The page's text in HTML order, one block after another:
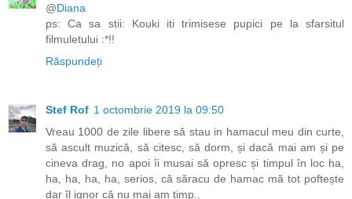
@Diana
ps: Ca sa stii: Kouki iti trimisese pupici pe la sfarsitul
filmuletului :*!!
Răspundeți
Stef Rof 1 octombrie 2019 la 09:50
Vreau 1000 de zile libere să stau in hamacul meu din curte,
să ascult muzică, să citesc, să dorm, și dacă mai am și pe
cineva drag, no apoi îi musai să opresc și timpul în loc ha,
ha, ha, ha, ha, serios, că săracu de hamac mă tot poftește
dar îl ignor că nu mai am timp..